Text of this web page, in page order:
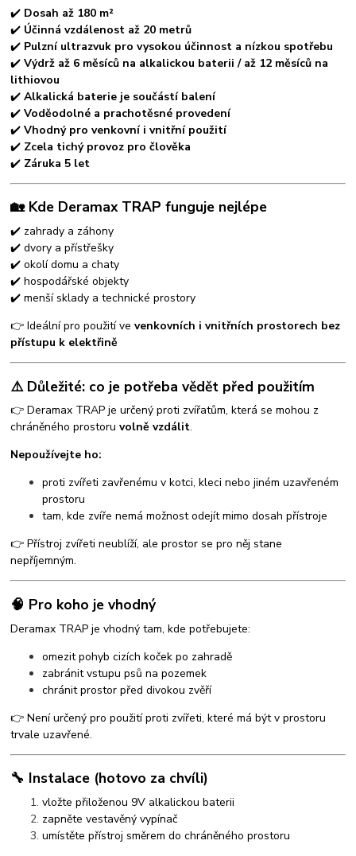
✔️ Dosah až 180 m²
✔️ Účinná vzdálenost až 20 metrů
✔️ Pulzní ultrazvuk pro vysokou účinnost a nízkou spotřebu
✔️Výdrž až 6 měsíců na alkalickou baterii / až 12 měsíců na
lithiovou
✔️Alkalická baterie je součástí balení
✔️Voděodolné a prachotěsné provedení
✔️Vhodný pro venkovní i vnitřní použití
✔️ Zcela tichý provoz pro člověka
✔️ Záruka 5 let
🏡 Kde Deramax TRAP funguje nejlépe
✔️ zahrady a záhony
✔️ dvory a přístřešky
✔️ okolí domu a chaty
✔️ hospodářské objekty
✔️ menší sklady a technické prostory
👉 Ideální pro použití vevenkovních i vnitřních prostorech bez
přístupu k elektřině
⚠️ Důležité: co je potřeba vědět před použitím
👉 Deramax TRAP je určený proti zvířatům, která se mohou z
chráněného prostoruvolně vzdálit.
Nepoužívejte ho:
proti zvířeti zavřenému v kotci, kleci nebo jiném uzavřeném
prostoru
tam, kde zvíře nemá možnost odejít mimo dosah přístroje
👉 Přístroj zvířeti neublíží, ale prostor se pro něj stane
nepříjemným.
🧠 Pro koho je vhodný
Deramax TRAP je vhodný tam, kde potřebujete:
omezit pohyb cizích koček po zahradě
zabránit vstupu psů na pozemek
chránit prostor před divokou zvěří
👉 Není určený pro použití proti zvířeti, které má být v prostoru
trvale uzavřené.
🔧 Instalace (hotovo za chvíli)
vložte přiloženou 9V alkalickou baterii
zapněte vestavěný vypínač
umístěte přístroj směrem do chráněného prostoru